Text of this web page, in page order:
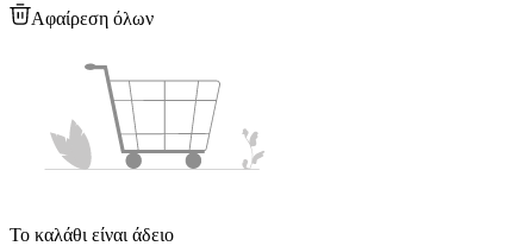
Αφαίρεση όλων
Το καλάθι είναι άδειο